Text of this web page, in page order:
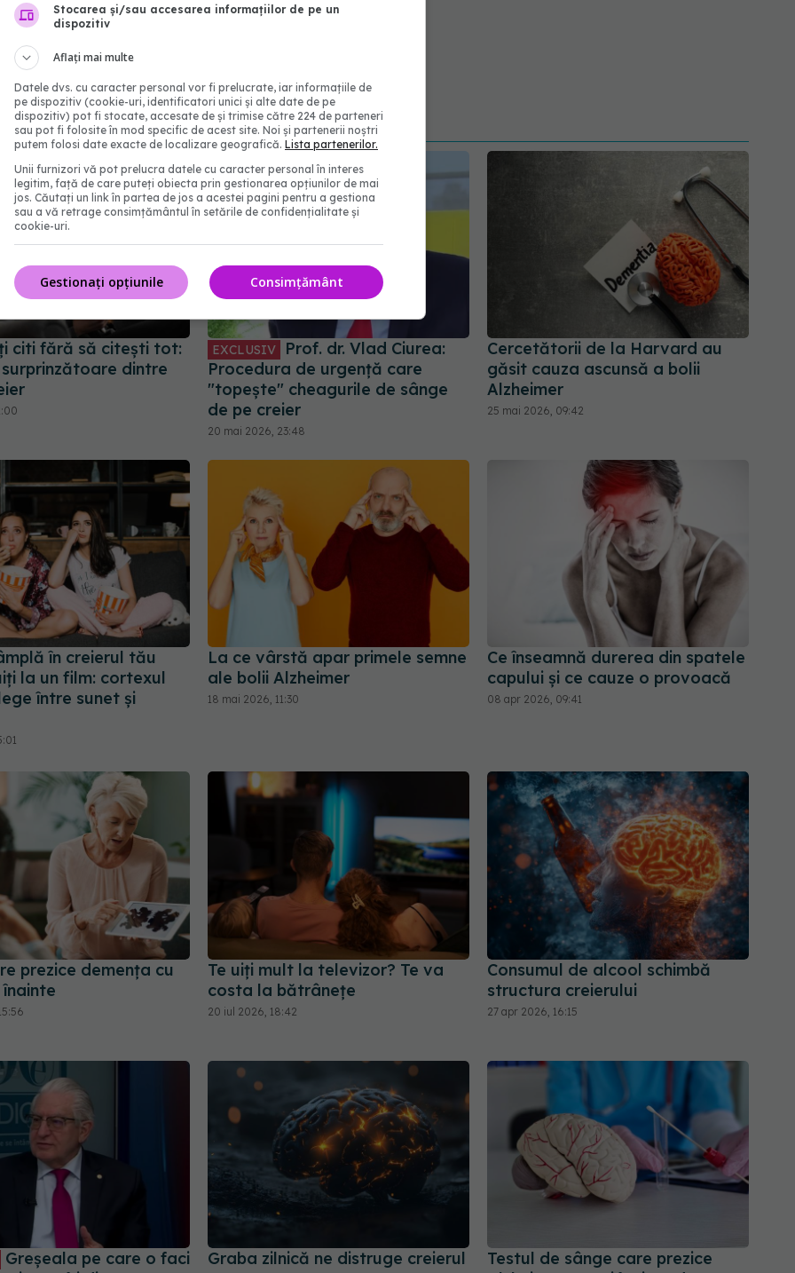
demi lovato
citi fără să citești tot:
dintre
EXCLUSIV
Prof. dr. Vlad Ciurea:
Procedura de urgență care
"topește" cheagurile de sânge
de pe creier
20 mai 2026, 23:48
Cercetătorii de la Harvard au
găsit cauza ascunsă a bolii
Alzheimer
25 mai 2026, 09:42
în creierul tău
la un film: cortexul
între sunet și
La ce vârstă apar primele semne
ale bolii Alzheimer
18 mai 2026, 11:30
Ce înseamnă durerea din spatele
capului și ce cauze o provoacă
08 apr 2026, 09:41
prezice demența cu
Te uiți mult la televizor? Te va
costa la bătrânețe
20 iul 2026, 18:42
Consumul de alcool schimbă
structura creierului
27 apr 2026, 16:15
Greșeala pe care o faci
Graba zilnică ne distruge creierul
Testul de sânge care prezice
Stocarea și/sau accesarea informațiilor de pe un
dispozitiv
Aflați mai multe
Datele dvs. cu caracter personal vor fi prelucrate, iar informațiile de
pe dispozitiv (cookie-uri, identificatori unici și alte date de pe
dispozitiv) pot fi stocate, accesate de și trimise către 224 de parteneri
sau pot fi folosite în mod specific de acest site. Noi și partenerii noștri
putem folosi date exacte de localizare geografică. Lista partenerilor.
Unii furnizori vă pot prelucra datele cu caracter personal în interes
legitim, față de care puteți obiecta prin gestionarea opțiunilor de mai
jos. Căutați un link în partea de jos a acestei pagini pentru a gestiona
sau a vă retrage consimțământul în setările de confidențialitate și
cookie-uri.
Consimțământ
Gestionați opțiunile